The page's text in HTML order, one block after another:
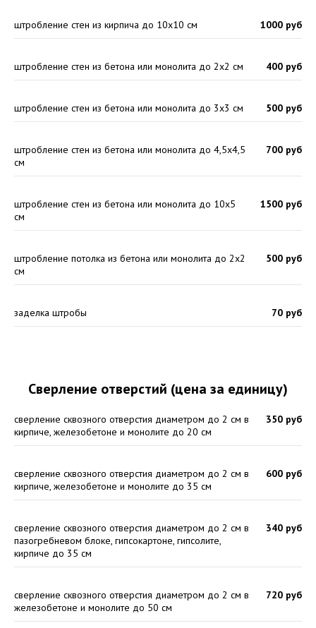
штробление стен из кирпича до 10х10 см 1000 руб
штробление стен из бетона или монолита до 2х2 см 400 руб
штробление стен из бетона или монолита до 3х3 см 500 руб
штробление стен из бетона или монолита до 4,5х4,5
см
700 руб
штробление стен из бетона или монолита до 10х5
см
1500 руб
штробление потолка из бетона или монолита до 2х2
см
500 руб
заделка штробы 70 руб
Сверление отверстий (цена за единицу)
сверление сквозного отверстия диаметром до 2 см в
кирпиче, железобетоне и монолите до 20 см
350 руб
сверление сквозного отверстия диаметром до 2 см в
кирпиче, железобетоне и монолите до 35 см
600 руб
сверление сквозного отверстия диаметром до 2 см в
пазогребневом блоке, гипсокартоне, гипсолите,
кирпиче до 35 см
340 руб
сверление сквозного отверстия диаметром до 2 см в
железобетоне и монолите до 50 см
720 руб